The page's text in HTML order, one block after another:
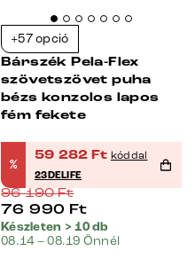
+57 opció
Bárszék Pela-Flex
szövetszövet puha
bézs konzolos lapos
fém fekete
%
59 282 Ft kóddal
23DELIFE
96 190Ft
76 990 Ft
Készleten > 10 db
08.14 – 08.19 Önnél